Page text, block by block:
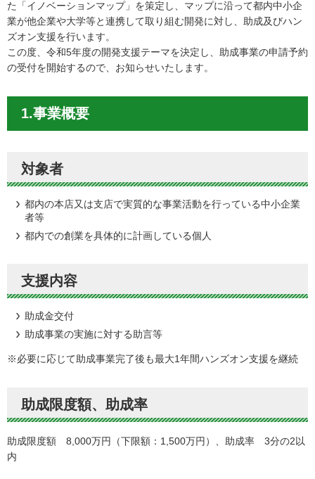
た「イノベーションマップ」を策定し、マップに沿って都内中小企
業が他企業や大学等と連携して取り組む開発に対し、助成及びハン
ズオン支援を行います。
この度、令和5年度の開発支援テーマを決定し、助成事業の申請予約
の受付を開始するので、お知らせいたします。
1.事業概要
対象者
都内の本店又は支店で実質的な事業活動を行っている中小企業
者等
都内での創業を具体的に計画している個人
支援内容
助成金交付
助成事業の実施に対する助言等
※必要に応じて助成事業完了後も最大1年間ハンズオン支援を継続
助成限度額、助成率
助成限度額 8,000万円（下限額：1,500万円）、助成率 3分の2以
内